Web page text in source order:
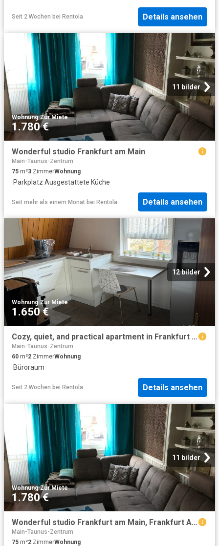
Seit 2 Wochen bei Rentola Details ansehen
11 bilder
Wohnung·Zur Miete
1.780 €
Wonderful studio Frankfurt am Main
Main-Taunus-Zentrum
75 m²3 ZimmerWohnung
·Parkplatz·Ausgestattete Küche
Seit mehr als einem Monat bei Rentola Details ansehen
12 bilder
Wohnung·Zur Miete
1.650 €
Cozy, quiet, and practical apartment in Frankfurt am Main
Main-Taunus-Zentrum
60 m²2 ZimmerWohnung
·Büroraum
Seit 2 Wochen bei Rentola Details ansehen
11 bilder
Wohnung·Zur Miete
1.780 €
Wonderful studio Frankfurt am Main, Frankfurt Amsterdam Apartments for Rent
Main-Taunus-Zentrum
75 m²2 ZimmerWohnung